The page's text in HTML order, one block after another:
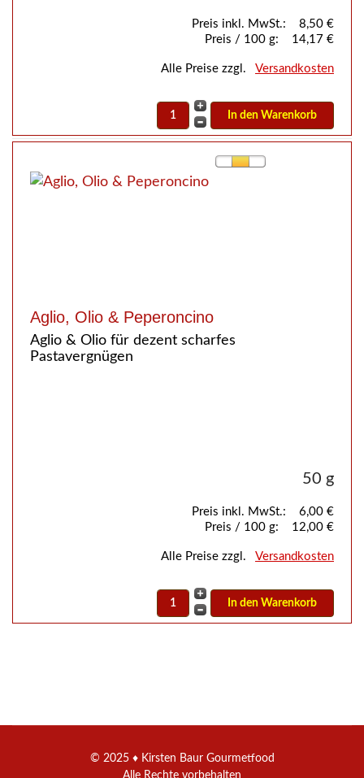
Preis inkl. MwSt.:
8,50 €
Preis / 100 g:
14,17 €
Alle Preise zzgl. Versandkosten
Aglio, Olio & Peperoncino
Aglio & Olio für dezent scharfes
Pastavergnügen
50 g
Preis inkl. MwSt.:
6,00 €
Preis / 100 g:
12,00 €
Alle Preise zzgl. Versandkosten
© 2025 ♦ Kirsten Baur Gourmetfood
Alle Rechte vorbehalten